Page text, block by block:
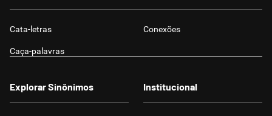
Cata-letras Conexões
Caça-palavras
Explorar Sinônimos Institucional